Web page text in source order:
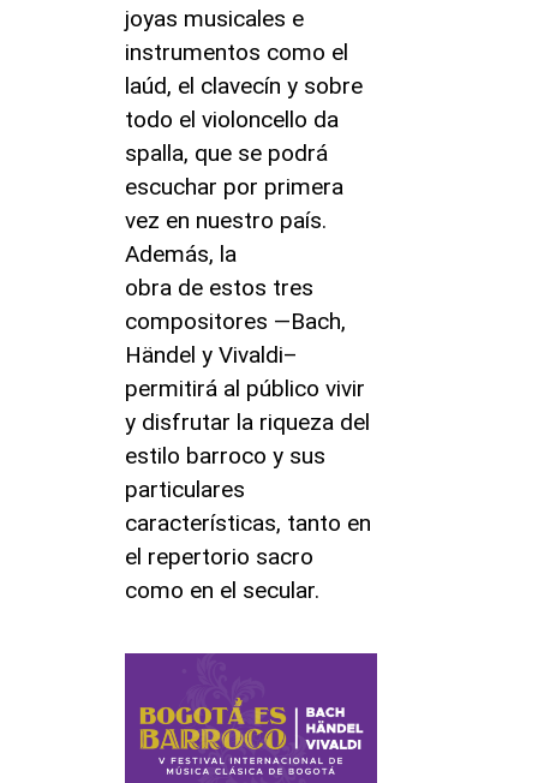
joyas musicales e
instrumentos como el
laúd, el clavecín y sobre
todo el violoncello da
spalla, que se podrá
escuchar por primera
vez en nuestro país.
Además, la
obra de estos tres
compositores —Bach,
Händel y Vivaldi–
permitirá al público vivir
y disfrutar la riqueza del
estilo barroco y sus
particulares
características, tanto en
el repertorio sacro
como en el secular.